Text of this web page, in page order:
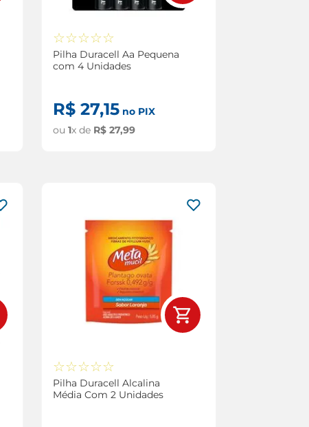
☆☆☆☆☆
Pilha Duracell Aa Pequena
com 4 Unidades
R$ 27,15no PIX
ou 1x de R$ 27,99
☆☆☆☆☆
Pilha Duracell Alcalina
Média Com 2 Unidades